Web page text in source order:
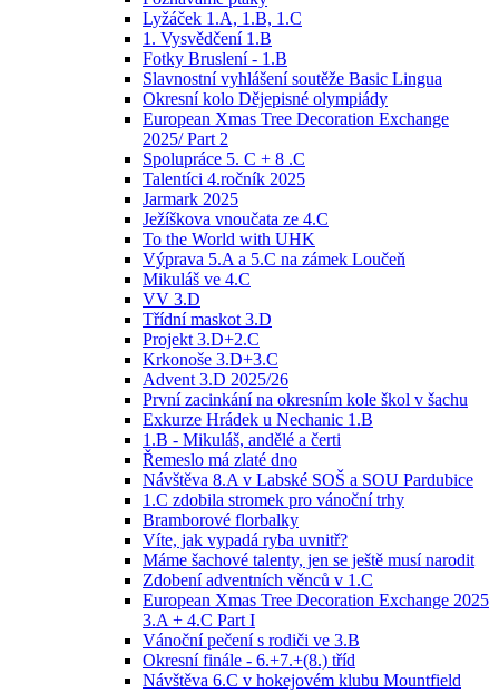
Lyžáček 1.A, 1.B, 1.C
1. Vysvědčení 1.B
Fotky Bruslení - 1.B
Slavnostní vyhlášení soutěže Basic Lingua
Okresní kolo Dějepisné olympiády
European Xmas Tree Decoration Exchange
2025/ Part 2
Spolupráce 5. C + 8 .C
Talentíci 4.ročník 2025
Jarmark 2025
Ježíškova vnoučata ze 4.C
To the World with UHK
Výprava 5.A a 5.C na zámek Loučeň
Mikuláš ve 4.C
VV 3.D
Třídní maskot 3.D
Projekt 3.D+2.C
Krkonoše 3.D+3.C
Advent 3.D 2025/26
První zacinkání na okresním kole škol v šachu
Exkurze Hrádek u Nechanic 1.B
1.B - Mikuláš, andělé a čerti
Řemeslo má zlaté dno
Návštěva 8.A v Labské SOŠ a SOU Pardubice
1.C zdobila stromek pro vánoční trhy
Bramborové florbalky
Víte, jak vypadá ryba uvnitř?
Máme šachové talenty, jen se ještě musí narodit
Zdobení adventních věnců v 1.C
European Xmas Tree Decoration Exchange 2025
3.A + 4.C Part I
Vánoční pečení s rodiči ve 3.B
Okresní finále - 6.+7.+(8.) tříd
Návštěva 6.C v hokejovém klubu Mountfield